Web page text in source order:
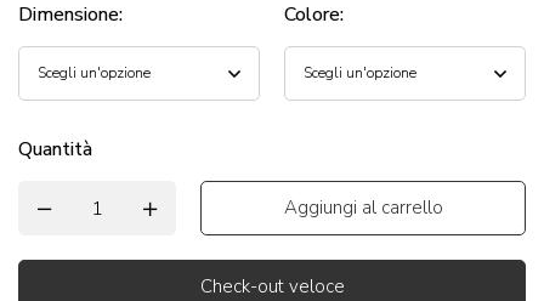
Dimensione: Colore:
Quantità
Aggiungi al carrello
Check-out veloce